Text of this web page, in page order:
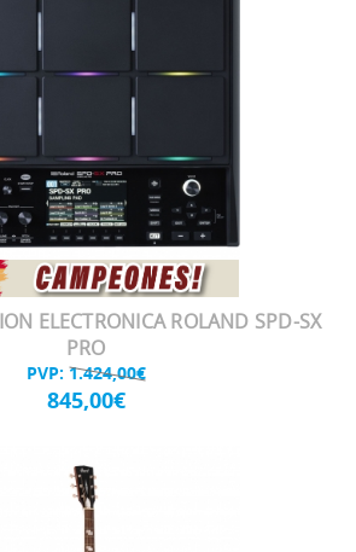
ELECTRONICA ROLAND SPD-SX
PRO
PVP: 1.424,00€
845,00€